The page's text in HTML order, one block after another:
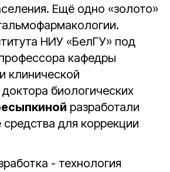
Ещё одно «золото»
НИУ «БелГУ» под
кафедры
клинической
биологических
разработали
для коррекции
- технология